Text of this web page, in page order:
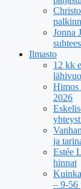
Jonna
Ilmasto
12 kk
Himos
2026
ja
Estée
hinnat
– 9-56